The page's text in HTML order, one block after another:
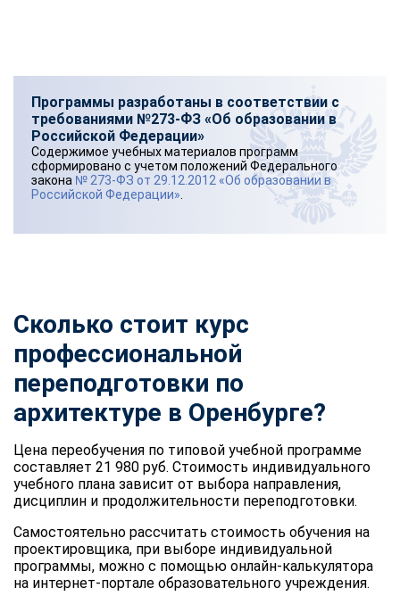
Программы разработаны в соответствии с
требованиями №273-ФЗ «Об образовании в
Российской Федерации»
Содержимое учебных материалов программ
сформировано с учетом положений Федерального
закона № 273-ФЗ от 29.12.2012 «Об образовании в
Российской Федерации»
Сколько стоит курс
профессиональной
переподготовки по
архитектуре в Оренбурге?
Цена переобучения по типовой учебной программе
составляет 21 980 руб. Стоимость индивидуального
учебного плана зависит от выбора направления,
дисциплин и продолжительности переподготовки.
Самостоятельно рассчитать стоимость обучения на
проектировщика, при выборе индивидуальной
программы, можно с помощью онлайн-калькулятора
на интернет-портале образовательного учреждения.